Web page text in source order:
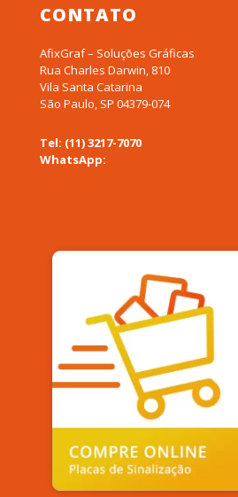
CONTATO
AfixGraf – Soluções Gráficas
Rua Charles Darwin, 810
Vila Santa Catarina
São Paulo, SP 04379-074
Tel: (11) 3217-7070
WhatsApp: